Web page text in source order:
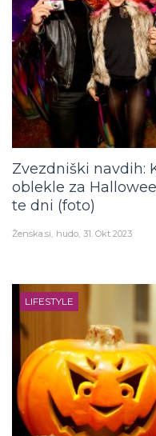
Zvezdniški navdih:
oblekle za
te dni (foto)
Ženska.si hudo 31. Okt 2023
LIFESTYLE